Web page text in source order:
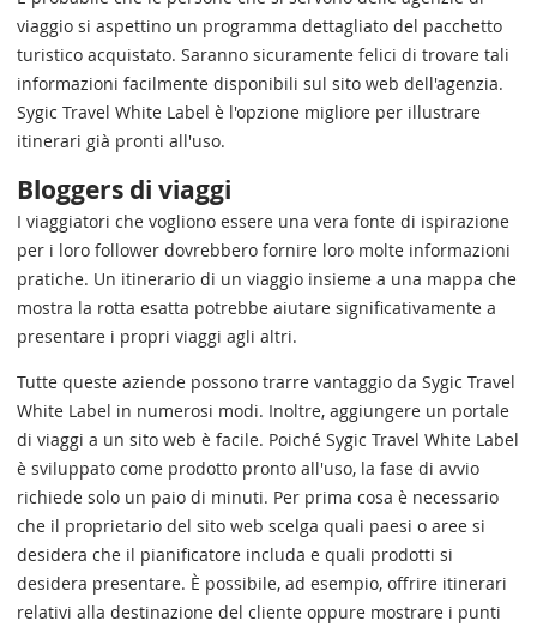
viaggio si aspettino un programma dettagliato del pacchetto
turistico acquistato. Saranno sicuramente felici di trovare tali
informazioni facilmente disponibili sul sito web dell'agenzia.
Sygic Travel White Label è l'opzione migliore per illustrare
itinerari già pronti all'uso.
Bloggers di viaggi
I viaggiatori che vogliono essere una vera fonte di ispirazione
per i loro follower dovrebbero fornire loro molte informazioni
pratiche. Un itinerario di un viaggio insieme a una mappa che
mostra la rotta esatta potrebbe aiutare significativamente a
presentare i propri viaggi agli altri.
Tutte queste aziende possono trarre vantaggio da Sygic Travel
White Label in numerosi modi. Inoltre, aggiungere un portale
di viaggi a un sito web è facile. Poiché Sygic Travel White Label
è sviluppato come prodotto pronto all'uso, la fase di avvio
richiede solo un paio di minuti. Per prima cosa è necessario
che il proprietario del sito web scelga quali paesi o aree si
desidera che il pianificatore includa e quali prodotti si
desidera presentare. È possibile, ad esempio, offrire itinerari
relativi alla destinazione del cliente oppure mostrare i punti